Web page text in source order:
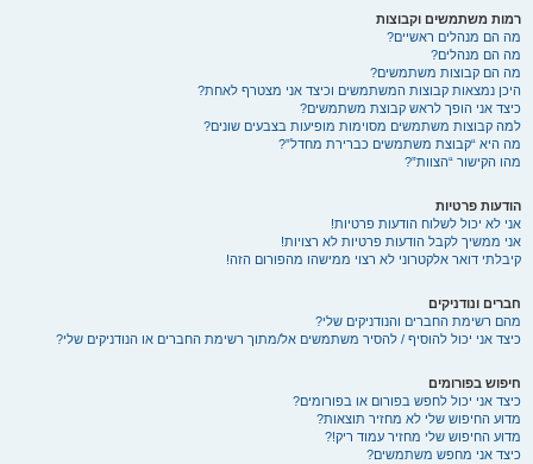
רמות משתמשים וקבוצות
מה הם מנהלים ראשיים?
מה הם מנהלים?
מה הם קבוצות משתמשים?
היכן נמצאות קבוצות המשתמשים וכיצד אני מצטרף לאחת?
כיצד אני הופך לראש קבוצת משתמשים?
למה קבוצות משתמשים מסוימות מופיעות בצבעים שונים?
מה היא “קבוצת משתמשים כברירת מחדל”?
מהו הקישור “הצוות”?
הודעות פרטיות
אני לא יכול לשלוח הודעות פרטיות!
אני ממשיך לקבל הודעות פרטיות לא רצויות!
קיבלתי דואר אלקטרוני לא רצוי ממישהו מהפורום הזה!
חברים ונודניקים
מהם רשימת החברים והנודניקים שלי?
כיצד אני יכול להוסיף / להסיר משתמשים אל/מתוך רשימת החברים או הנודניקים שלי?
חיפוש בפורומים
כיצד אני יכול לחפש בפורום או בפורומים?
מדוע החיפוש שלי לא מחזיר תוצאות?
מדוע החיפוש שלי מחזיר עמוד ריק!?
כיצד אני מחפש משתמשים?